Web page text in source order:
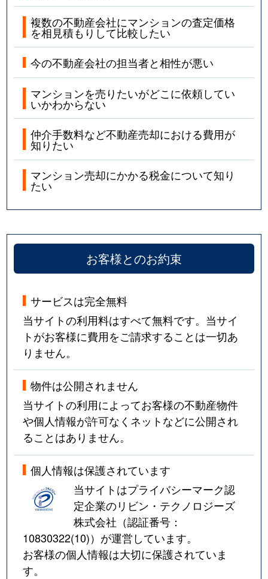
複数の不動産会社にマンションの査定価格
を相見積もりして比較したい
今の不動産会社の担当者と相性が悪い
マンションを売りたいがどこに依頼してい
いかわからない
仲介手数料など不動産売却における費用が
知りたい
マンション売却にかかる税金について知り
たい
お客様とのお約束
サービスは完全無料
当サイトの利用料はすべて無料です。当サイ
トがお客様に費用をご請求することは一切あ
りません。
物件は公開されません
当サイトの利用によってお客様の不動産物件
や個人情報が許可なくネットなどに公開され
ることはありません。
個人情報は保護されています
当サイトはプライバシーマーク認
定企業のリビン・テクノロジーズ
株式会社（認証番号：
10830322(10)）が運営しています。
お客様の個人情報は大切に保護されていま
す。